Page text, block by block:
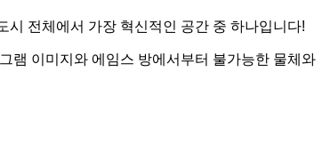
전체에서 가장 혁신적인 공간 중 하나입니다!
램 이미지와 에임스 방에서부터 불가능한 물체와